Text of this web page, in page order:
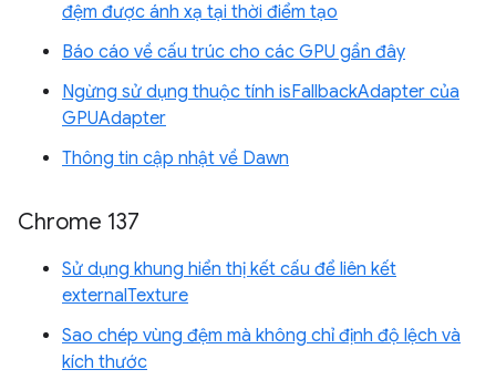
đệm được ánh xạ tại thời điểm tạo
Báo cáo về cấu trúc cho các GPU gần đây
Ngừng sử dụng thuộc tính isFallbackAdapter của
GPUAdapter
Thông tin cập nhật về Dawn
Chrome 137
Sử dụng khung hiển thị kết cấu để liên kết
externalTexture
Sao chép vùng đệm mà không chỉ định độ lệch và
kích thước